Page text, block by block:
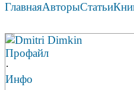
ГлавнаяАвторыСтатьи
Dmitri Dimkin
Профайл
·
Инфо